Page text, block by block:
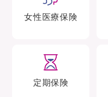
女性医療保険
定期保険